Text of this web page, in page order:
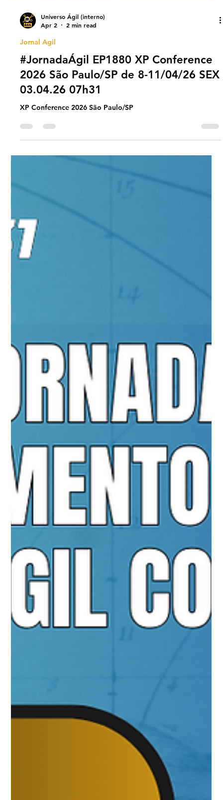
Apr 2
Jornal Agil
#JornadaÁgil EP1880 XP Conference
2026 São Paulo/SP de 8-11/04/26 SEX
03.04.26 07h31
XP Conference 2026 São Paulo/SP